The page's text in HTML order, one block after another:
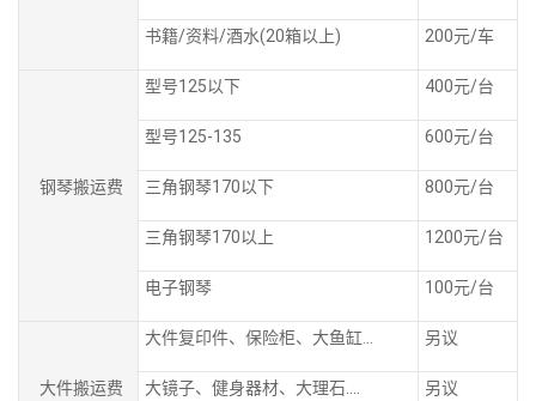
书籍/资料/酒水(20箱以上) 200元/车
钢琴搬运费
型号125以下 400元/台
型号125-135 600元/台
三角钢琴170以下 800元/台
三角钢琴170以上 1200元/台
电子钢琴 100元/台
大件搬运费
大件复印件、保险柜、大鱼缸... 另议
大镜子、健身器材、大理石.... 另议